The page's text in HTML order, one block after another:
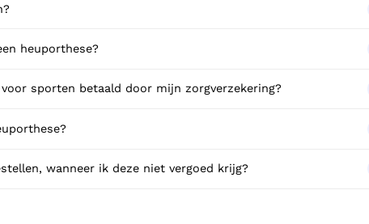
heuporthese?
sporten betaald door mijn zorgverzekering?
wanneer ik deze niet vergoed krijg?